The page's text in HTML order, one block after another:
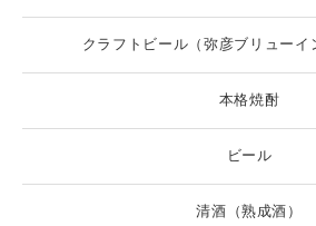
クラフトビール（弥彦ブリューイ
本格焼酎
ビール
清酒（熟成酒）